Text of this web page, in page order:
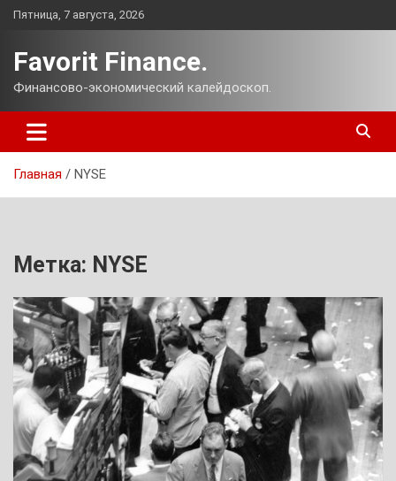
Перейти
Пятница, 7 августа, 2026
Favorit Finance.
Финансово-экономический калейдоскоп.
Главная NYSE
Метка: NYSE